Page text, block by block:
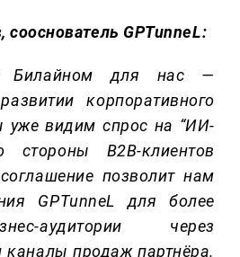
сооснователь GPTunneL:
Билайном для нас —
корпоративного
уже видим спрос на “ИИ-
стороны B2B-клиентов
позволит нам
GPTunneL для более
аудитории через
каналы продаж партнёра.